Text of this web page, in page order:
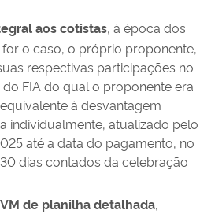
aos cotistas, à época dos
o caso, o próprio proponente,
respectivas participações no
FIA do qual o proponente era
à desvantagem
individualmente, atualizado pelo
até a data do pagamento, no
dias contados da celebração
de planilha detalhada,